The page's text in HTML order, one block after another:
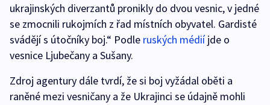
ukrajinských diverzantů pronikly do dvou vesnic, v jedné
se zmocnili rukojmích z řad místních obyvatel. Gardisté
svádějí s útočníky boj.“ Podle ruských médiíjde o
vesnice Ljubečany a Sušany.
Zdroj agentury dále tvrdí, že si boj vyžádal oběti a
raněné mezi vesničany a že Ukrajinci se údajně mohli